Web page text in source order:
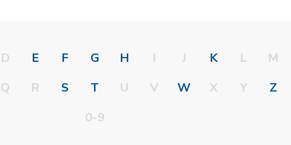
D E F G H I J K L
M
Q R S T U V W X Y
Z
0-9